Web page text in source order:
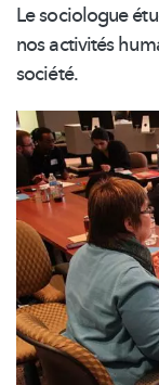
Le sociologue
nos activités
société.